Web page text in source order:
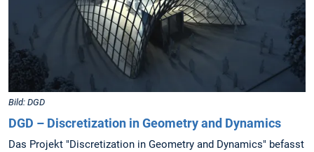
Bild: DGD
DGD – Discretization in Geometry and Dynamics
Das Projekt "Discretization in Geometry and Dynamics" befasst